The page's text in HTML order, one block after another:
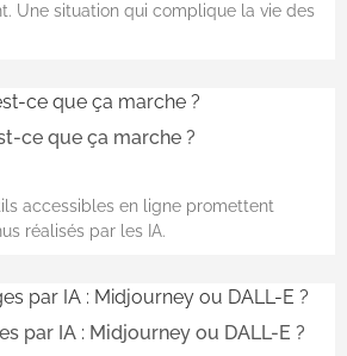
Une situation qui complique la vie des
ce que ça marche ?
accessibles en ligne promettent
réalisés par les IA.
par IA : Midjourney ou DALL-E ?